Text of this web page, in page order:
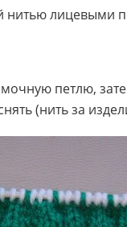
нитью лицевыми
петлю,
(нить за